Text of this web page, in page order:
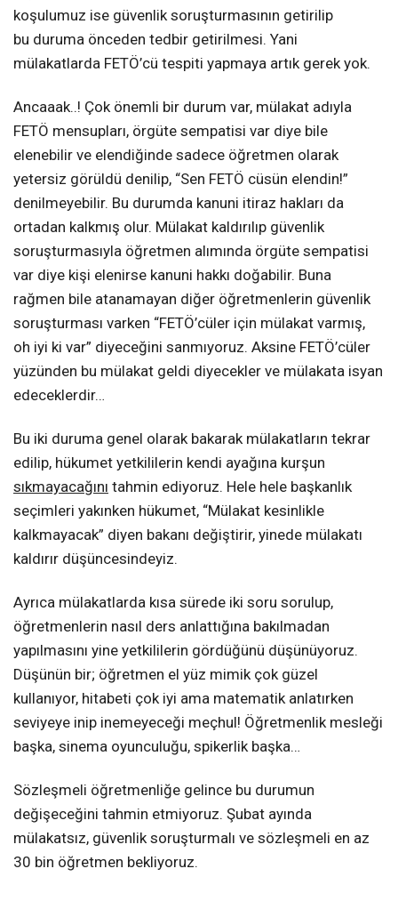
koşulumuz ise güvenlik soruşturmasının getirilip
bu duruma önceden tedbir getirilmesi. Yani
mülakatlarda FETÖ’cü tespiti yapmaya artık gerek yok.
Ancaaak..! Çok önemli bir durum var, mülakat adıyla
FETÖ mensupları, örgüte sempatisi var diye bile
elenebilir ve elendiğinde sadece öğretmen olarak
yetersiz görüldü denilip, “Sen FETÖ cüsün elendin!”
denilmeyebilir. Bu durumda kanuni itiraz hakları da
ortadan kalkmış olur. Mülakat kaldırılıp güvenlik
soruşturmasıyla öğretmen alımında örgüte sempatisi
var diye kişi elenirse kanuni hakkı doğabilir. Buna
rağmen bile atanamayan diğer öğretmenlerin güvenlik
soruşturması varken “FETÖ’cüler için mülakat varmış,
oh iyi ki var” diyeceğini sanmıyoruz. Aksine FETÖ’cüler
yüzünden bu mülakat geldi diyecekler ve mülakata isyan
edeceklerdir…
Bu iki duruma genel olarak bakarak mülakatların tekrar
edilip, hükumet yetkililerin kendi ayağına kurşun
sıkmayacağını tahmin ediyoruz. Hele hele başkanlık
seçimleri yakınken hükumet, “Mülakat kesinlikle
kalkmayacak” diyen bakanı değiştirir, yinede mülakatı
kaldırır düşüncesindeyiz.
Ayrıca mülakatlarda kısa sürede iki soru sorulup,
öğretmenlerin nasıl ders anlattığına bakılmadan
yapılmasını yine yetkililerin gördüğünü düşünüyoruz.
Düşünün bir; öğretmen el yüz mimik çok güzel
kullanıyor, hitabeti çok iyi ama matematik anlatırken
seviyeye inip inemeyeceği meçhul! Öğretmenlik mesleği
başka, sinema oyunculuğu, spikerlik başka…
Sözleşmeli öğretmenliğe gelince bu durumun
değişeceğini tahmin etmiyoruz. Şubat ayında
mülakatsız, güvenlik soruşturmalı ve sözleşmeli en az
30 bin öğretmen bekliyoruz.